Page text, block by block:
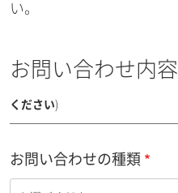
い。
お問い合わせ内容
ください)
お問い合わせの種類